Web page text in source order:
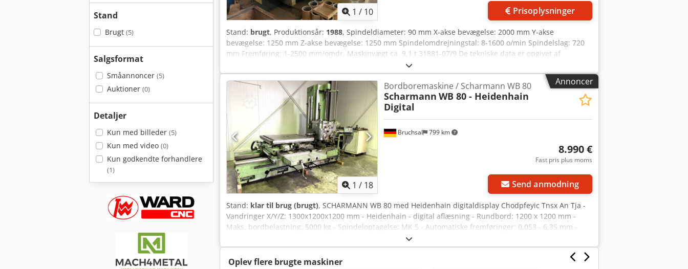
Stand
Brugt (5)
Salgsformat
Småannoncer (5)
Auktioner (0)
Detaljer
Kun med billeder (5)
Kun med video (0)
Kun godkendte forhandlere
(1)
1 / 10 Prisoplysninger
Stand: brugt, Produktionsår: 1988, Spindeldiameter: 90 mm X-akse bevægelse: 2000 mm Y-akse
bevægelse: 1250 mm Z-akse bevægelse: 1250 mm Spindelomdrejningstal: 8-1600 o/min Spindelslag: 720
mm Fremføring: 1-2500 mm/omdr. Maskinvægt ca. 9,1 t 31881-07/9 De tekniske data er opgivet af
producent eller operatør og er derfor uforpligtende for os. Mellemsalg forbeholdes; udelukkende vores
salgs- og forretningsbetingelser gælder. Om os Mere end 400 egne maskiner på lager Over 15.000 m²
lagerplads, krankapacitet 70 t Chsdpfxjyutqko An Tja Over 10.000 artikler tilbehør til dit værksted Ønsker
du at sælge maskiner, produktionslinjer eller din virksomhed, så kontakt os. Flere tilbud findes på vores
hjemmeside. Besigtigelse er mulig efter aftale. Vi glæder os til dit besøg. Dit Markus Hirsch Team
Annoncer
1 / 18
Bruchsal 799 km
Bordboremaskine / Scharmann WB 80
Scharmann WB 80 - Heidenhain
Digital
8.990 €
Fast pris plus moms
Send anmodning
Stand: klar til brug (brugt), SCHARMANN WB 80 med Heidenhain digitaldisplay Chodpfeyic Tnsx An Tja -
Vandringer X/Y/Z: 1300x1200x1200 mm - Heidenhain - digital aflæsning - Rundbord: 1200 x 1200 mm -
Maks. bordbelastning: 5000 kg - Spindeloptagelse: MK 5 - Automatiske fremføringer: 0,053 - 6,35 mm -
Hurtigkørsler - Spindelhastigheder: 24 - 2880 o/min - Kølevæskeanlæg - Forskelligt tilbehør og
værktøjsholdere Der tages forbehold for fejl og tastefejl
Oplev flere brugte maskiner